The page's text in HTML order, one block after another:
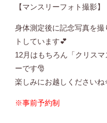
【マンスリーフォト撮影】
身体測定後に記念写真を
トしています💕
12月はもちろん「クリス
ーです🎅
楽しみにお越しくださいね
※事前予約制